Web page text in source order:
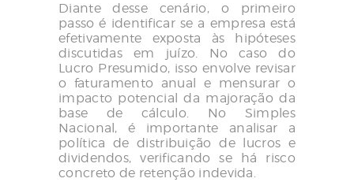
Diante desse cenário, o primeiro
passo é identificar se a empresa está
efetivamente exposta às hipóteses
discutidas em juízo. No caso do
Lucro Presumido, isso envolve revisar
o faturamento anual e mensurar o
impacto potencial da majoração da
base de cálculo. No Simples
Nacional, é importante analisar a
política de distribuição de lucros e
dividendos, verificando se há risco
concreto de retenção indevida.